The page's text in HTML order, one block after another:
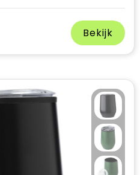
Bekijk